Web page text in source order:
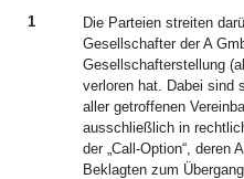
1
Die Parteien streiten
Gesellschafter der A
Gesellschafterstellung
verloren hat. Dabei sind
aller getroffenen
ausschließlich in
der „Call-Option“, deren
Beklagten zum